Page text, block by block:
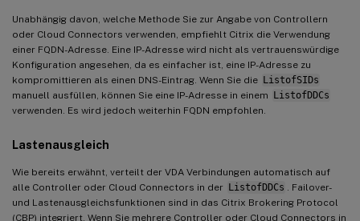
Unabhängig davon, welche Methode Sie zur Angabe von Controllern
oder Cloud Connectors verwenden, empfiehlt Citrix die Verwendung
einer FQDN-Adresse. Eine IP-Adresse wird nicht als vertrauenswürdige
Konfiguration angesehen, da es einfacher ist, eine IP-Adresse zu
kompromittieren als einen DNS-Eintrag. Wenn Sie die ListofSIDs
manuell ausfüllen, können Sie eine IP-Adresse in einem ListofDDCs
verwenden. Es wird jedoch weiterhin FQDN empfohlen.
Lastenausgleich
Wie bereits erwähnt, verteilt der VDA Verbindungen automatisch auf
alle Controller oder Cloud Connectors in der ListofDDCs
. Failover-
und Lastenausgleichsfunktionen sind in das Citrix Brokering Protocol
(CBP) integriert. Wenn Sie mehrere Controller oder Cloud Connectors in